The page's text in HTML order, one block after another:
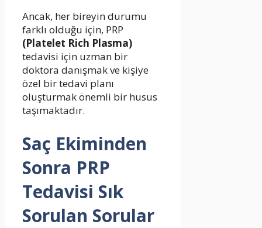
Ancak, her bireyin durumu
farklı olduğu için, PRP
(Platelet Rich Plasma)
tedavisi için uzman bir
doktora danışmak ve kişiye
özel bir tedavi planı
oluşturmak önemli bir husus
taşımaktadır.
Saç Ekiminden
Sonra PRP
Tedavisi Sık
Sorulan Sorular